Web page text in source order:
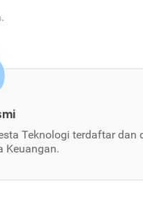
Teknologi terdaftar dan
Keuangan.